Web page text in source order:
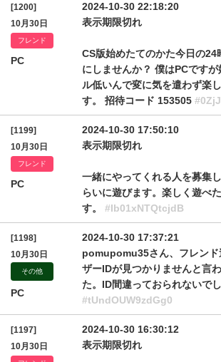
[1200]
10月30日
フレンド
PC
2024-10-30 22:18:20
表示期限切れ
CS版始めたてのかた今日の24
にしませんか？ 僕はPCです
ル低いんで変に気を遣わず楽
す。 招待コード 153505
[1199]
10月30日
フレンド
PC
2024-10-30 17:50:10
表示期限切れ
一緒にやってくれる人を募集
らいに遊びます。楽しく遊べ
す。 #Ib01xNTQtcjdB
[1198]
10月30日
その他
PC
2024-10-30 17:37:21
pomupomu35さん、フレンド
ザーIDが見つかりませんと言
た。ID間違っておられないで
#tUndOUW9zdGg0
[1197]
10月30日
2024-10-30 16:30:12
表示期限切れ